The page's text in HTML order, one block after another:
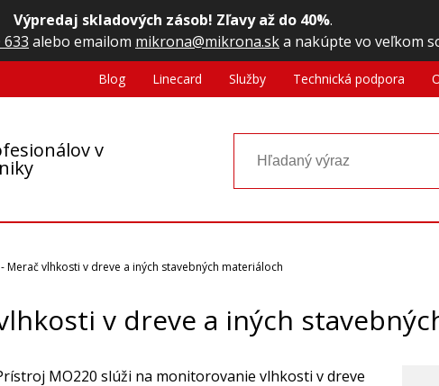
Výpredaj skladových zásob! Zľavy až do 40%.
633 alebo emailom mikrona@mikrona.ska nakúpte vo veľkom
v
Blog Linecard Služby Technická podpora
Merač vlhkosti v dreve a iných stavebných materiáloch
v dreve a iných
MO220 slúži na monitorovanie vlhkosti v dreve